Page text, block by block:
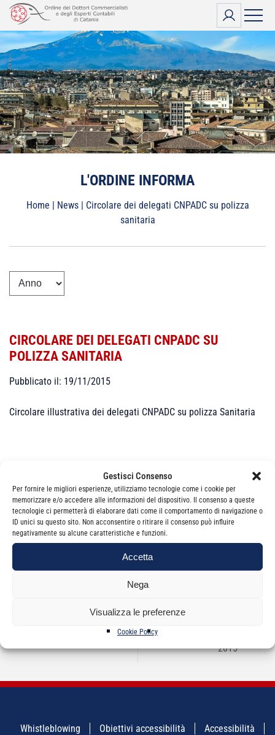
Gestisci Consenso
Per fornire le migliori esperienze, utilizziamo tecnologie come i cookie per
memorizzare e/o accedere alle informazioni del dispositivo. Il consenso a queste
tecnologie ci permetterà di elaborare dati come il comportamento di navigazione o
ID unici su questo sito. Non acconsentire o ritirare il consenso può influire
negativamente su alcune caratteristiche e funzioni.
Accetta
Nega
Visualizza le preferenze
Cookie Policy
Vai
contenuto
L'ORDINE INFORMA
Home | News| Circolare dei delegati CNPADC su polizza
sanitaria
CIRCOLARE DEI DELEGATI CNPADC SU
POLIZZA SANITARIA
Pubblicato il: 19/11/2015
Circolare illustrativa dei delegati CNPADC su polizza Sanitaria
CategorieNews
Sportello Riscossione
Sicilia presso Ordine –
Punto INPS presso
2015
Whistleblowing Obiettivi accessibilità
Accessibilità